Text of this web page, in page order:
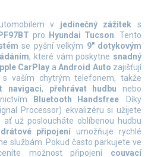
v jedinečný zážitek s
pro Hyundai Tucson. Tento
se pyšní velkým 9" dotykovým
, které vám poskytne snadný
CarPlay aAndroid Auto zajišťují
vaším chytrým telefonem, takže
navigaci, přehrávat hudbu nebo
Bluetooth Handsfree. Díky
Processor) ekvalizéru si užijete
ať už posloucháte oblíbenou hudbu
připojení umožňuje rychlé
službám. Pokud často parkujete ve
možnost připojení couvací